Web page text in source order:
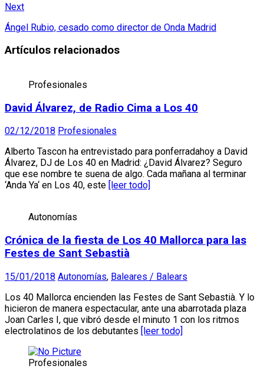
Next
Ángel Rubio, cesado como director de Onda Madrid
Artículos relacionados
Profesionales
David Álvarez, de Radio Cima a Los 40
02/12/2018 Profesionales
Alberto Tascon ha entrevistado para ponferradahoy a David
Álvarez, DJ de Los 40 en Madrid: ¿David Álvarez? Seguro
que ese nombre te suena de algo. Cada mañana al terminar
‘Anda Ya‘ en Los 40, este
[leer todo]
Autonomías
Crónica de la fiesta de Los 40 Mallorca para las
Festes de Sant Sebastià
15/01/2018 Autonomías, Baleares / Balears
Los 40 Mallorca encienden las Festes de Sant Sebastià. Y lo
hicieron de manera espectacular, ante una abarrotada plaza
Joan Carles I, que vibró desde el minuto 1 con los ritmos
electrolatinos de los debutantes [leer todo]
Profesionales